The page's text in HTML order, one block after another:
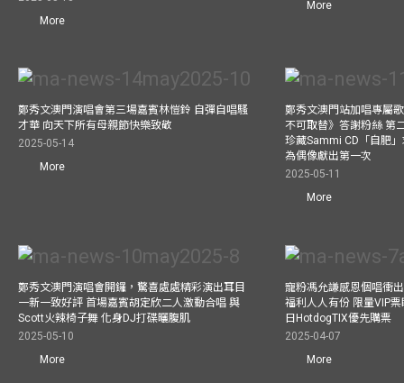
More
More
鄭秀文澳門演唱會第三場嘉賓林愷鈴 自彈自唱騷
才華 向天下所有母親節快樂致敬
2025-05-14
More
鄭秀文澳門站加唱專屬
不可取替》答謝粉絲 第
珍藏Sammi CD「自肥
為偶像獻出第一次
2025-05-11
More
鄭秀文澳門演唱會開鑼，驚喜處處精彩演出耳目
一新一致好評 首場嘉賓胡定欣二人激動合唱 與
Scott火辣椅子舞 化身DJ打碟曬腹肌
2025-05-10
More
寵粉馮允謙感恩個唱衝
福利人人有份 限量VIP
日HotdogTIX優先購票
2025-04-07
More